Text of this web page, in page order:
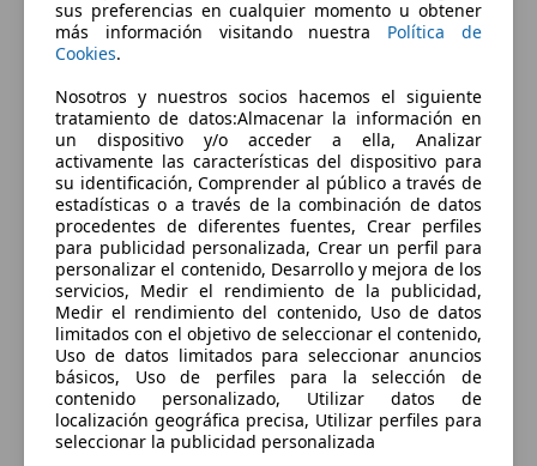
Sorry, something went wrong.
Go to application home
sus preferencias en cualquier momento u obtener
más información visitando nuestra Política de
Cookies.
Nosotros y nuestros socios hacemos el siguiente
tratamiento de datos:Almacenar la información en
un dispositivo y/o acceder a ella, Analizar
activamente las características del dispositivo para
su identificación, Comprender al público a través de
estadísticas o a través de la combinación de datos
procedentes de diferentes fuentes, Crear perfiles
para publicidad personalizada, Crear un perfil para
personalizar el contenido, Desarrollo y mejora de los
servicios, Medir el rendimiento de la publicidad,
Medir el rendimiento del contenido, Uso de datos
limitados con el objetivo de seleccionar el contenido,
Uso de datos limitados para seleccionar anuncios
básicos, Uso de perfiles para la selección de
contenido personalizado, Utilizar datos de
localización geográfica precisa, Utilizar perfiles para
seleccionar la publicidad personalizada